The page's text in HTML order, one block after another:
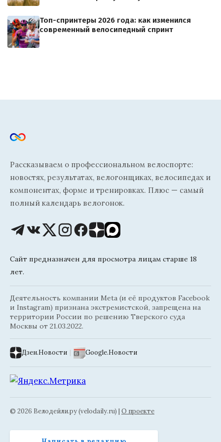
Топ-спринтеры 2026 года: как изменился
современный велосипедный спринт
Рассказываем о профессиональном велоспорте:
новостях, результатах, велогонщиках, велосипедах и
компонентах, форме и тренировках. Плюс — самый
полный календарь велогонок.
Сайт предназначен для просмотра лицам старше 18
лет.
Деятельность компании Meta (и её продуктов Facebook
и Instagram) признана экстремистской, запрещена на
территории России по решению Тверского суда
Москвы от 21.03.2022.
Дзен.Новости | Google.Новости
© 2026 Велодейли.ру (velodaily.ru) | О проекте